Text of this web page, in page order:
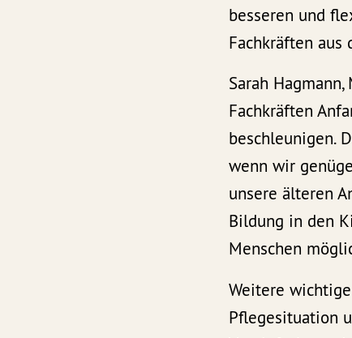
besseren und
Fachkräften aus
Sarah
Fachkräften
beschleunigen.
wenn wir
unsere älteren
Bildung in den
Menschen
Weitere
Pflegesituation